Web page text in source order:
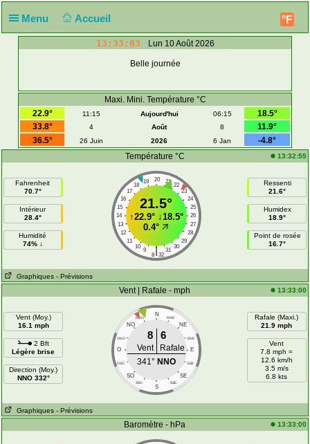
Menu Accueil °F
13:33:03 Lun 10 Août 2026
Belle journée
Maxi. Mini. Température °C
22.9°
11:15 Aujourd'hui 06:15
18.5°
33.8°
4 Août 8
11.9°
36.5°
26 Juin 2026 6 Jan
-4.8°
Température °C
13:32:55
Fahrenheit
70.7°
Intérieur
28.4°
Humidité
74% ↓
20
19 21
18
22
17
23
16
24
15
25
14
26
13
27
12
28
11
29
10
30
9 31
|
8 32
21.5°
↑22.9°↓18.5°
0.4°
Ressenti
21.6°
Humidex
18.9°
Point de rosée
16.7°
Graphiques - Prévisions
Vent | Rafale - mph 13:33:00
Vent (Moy.)
16.1 mph
2 Bft
Légère brise
Direction (Moy.)
NNO 332°
N
NNO NNE
NO NE
ONO ENE
O E
OSO ESE
SO SE
SSO SSE
S
8 6
Vent
Rafale
341° NNO
Rafale (Maxi.)
21.9 mph
Vent
7.8 mph =
12.6 km/h
3.5 m/s
6.8 kts
Graphiques - Prévisions
Baromètre - hPa 13:33:00